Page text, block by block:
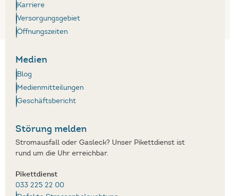
Karriere
Versorgungsgebiet
Öffnungszeiten
Medien
Blog
Medienmitteilungen
Geschäftsbericht
Störung melden
Stromausfall oder Gasleck? Unser Pikettdienst ist
rund um die Uhr erreichbar.
Pikettdienst
033 225 22 00